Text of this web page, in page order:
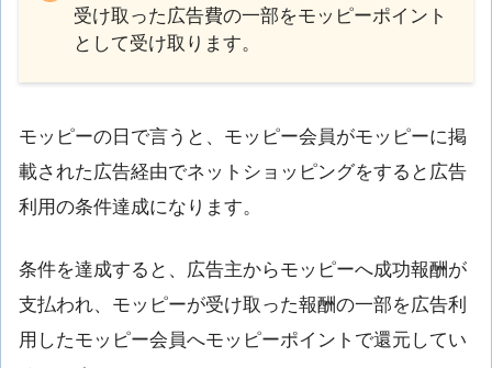
受け取った広告費の一部をモッピーポイント
として受け取ります。
モッピーの日で言うと、モッピー会員がモッピーに掲
載された広告経由でネットショッピングをすると広告
利用の条件達成になります。
条件を達成すると、広告主からモッピーへ成功報酬が
支払われ、モッピーが受け取った報酬の一部を広告利
用したモッピー会員へモッピーポイントで還元してい